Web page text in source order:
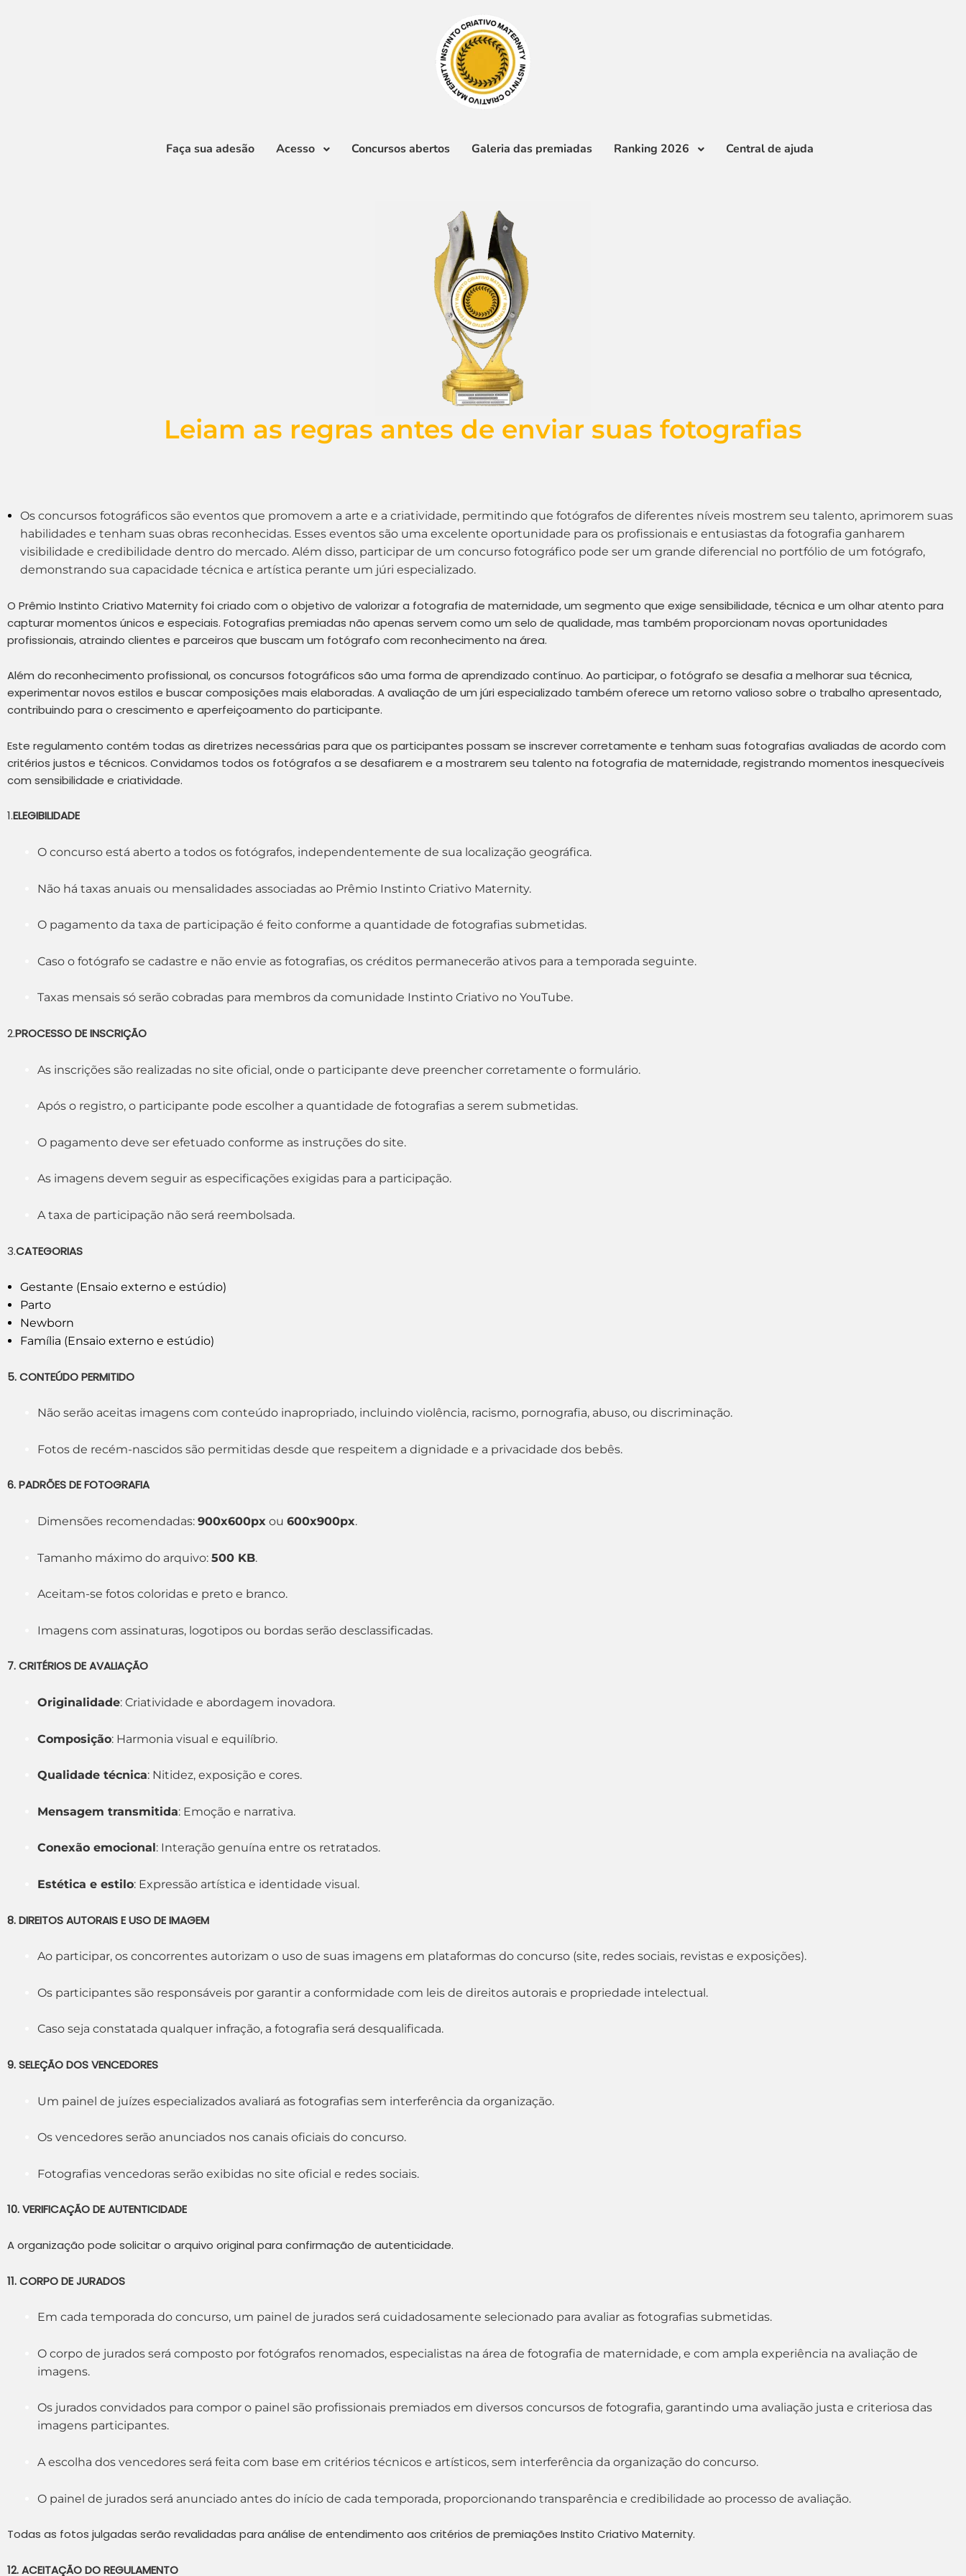
Faça sua adesão Acesso Concursos abertos Galeria das premiadas Ranking 2026 Central de ajuda
Leiam as regras antes de enviar suas fotografias
Os concursos fotográficos são eventos que promovem a arte e a criatividade, permitindo que fotógrafos de diferentes níveis mostrem seu talento, aprimorem suas
habilidades e tenham suas obras reconhecidas. Esses eventos são uma excelente oportunidade para os profissionais e entusiastas da fotografia ganharem
visibilidade e credibilidade dentro do mercado. Além disso, participar de um concurso fotográfico pode ser um grande diferencial no portfólio de um fotógrafo,
demonstrando sua capacidade técnica e artística perante um júri especializado.
O Prêmio Instinto Criativo Maternity foi criado com o objetivo de valorizar a fotografia de maternidade, um segmento que exige sensibilidade, técnica e um olhar atento para
capturar momentos únicos e especiais. Fotografias premiadas não apenas servem como um selo de qualidade, mas também proporcionam novas oportunidades
profissionais, atraindo clientes e parceiros que buscam um fotógrafo com reconhecimento na área.
Além do reconhecimento profissional, os concursos fotográficos são uma forma de aprendizado contínuo. Ao participar, o fotógrafo se desafia a melhorar sua técnica,
experimentar novos estilos e buscar composições mais elaboradas. A avaliação de um júri especializado também oferece um retorno valioso sobre o trabalho apresentado,
contribuindo para o crescimento e aperfeiçoamento do participante.
Este regulamento contém todas as diretrizes necessárias para que os participantes possam se inscrever corretamente e tenham suas fotografias avaliadas de acordo com
critérios justos e técnicos. Convidamos todos os fotógrafos a se desafiarem e a mostrarem seu talento na fotografia de maternidade, registrando momentos inesquecíveis
com sensibilidade e criatividade.
1.ELEGIBILIDADE
O concurso está aberto a todos os fotógrafos, independentemente de sua localização geográfica.
Não há taxas anuais ou mensalidades associadas ao Prêmio Instinto Criativo Maternity.
O pagamento da taxa de participação é feito conforme a quantidade de fotografias submetidas.
Caso o fotógrafo se cadastre e não envie as fotografias, os créditos permanecerão ativos para a temporada seguinte.
Taxas mensais só serão cobradas para membros da comunidade Instinto Criativo no YouTube.
2.PROCESSO DE INSCRIÇÃO
As inscrições são realizadas no site oficial, onde o participante deve preencher corretamente o formulário.
Após o registro, o participante pode escolher a quantidade de fotografias a serem submetidas.
O pagamento deve ser efetuado conforme as instruções do site.
As imagens devem seguir as especificações exigidas para a participação.
A taxa de participação não será reembolsada.
3.CATEGORIAS
Gestante (Ensaio externo e estúdio)
Parto
Newborn
Família (Ensaio externo e estúdio)
5. CONTEÚDO PERMITIDO
Não serão aceitas imagens com conteúdo inapropriado, incluindo violência, racismo, pornografia, abuso, ou discriminação.
Fotos de recém-nascidos são permitidas desde que respeitem a dignidade e a privacidade dos bebês.
6. PADRÕES DE FOTOGRAFIA
Dimensões recomendadas: 900x600px ou 600x900px.
Tamanho máximo do arquivo: 500 KB.
Aceitam-se fotos coloridas e preto e branco.
Imagens com assinaturas, logotipos ou bordas serão desclassificadas.
7. CRITÉRIOS DE AVALIAÇÃO
Originalidade: Criatividade e abordagem inovadora.
Composição: Harmonia visual e equilíbrio.
Qualidade técnica: Nitidez, exposição e cores.
Mensagem transmitida: Emoção e narrativa.
Conexão emocional : Interação genuína entre os retratados.
Estética e estilo: Expressão artística e identidade visual.
8. DIREITOS AUTORAIS E USO DE IMAGEM
Ao participar, os concorrentes autorizam o uso de suas imagens em plataformas do concurso (site, redes sociais, revistas e exposições).
Os participantes são responsáveis por garantir a conformidade com leis de direitos autorais e propriedade intelectual.
Caso seja constatada qualquer infração, a fotografia será desqualificada.
9. SELEÇÃO DOS VENCEDORES
Um painel de juízes especializados avaliará as fotografias sem interferência da organização.
Os vencedores serão anunciados nos canais oficiais do concurso.
Fotografias vencedoras serão exibidas no site oficial e redes sociais.
10. VERIFICAÇÃO DE AUTENTICIDADE
A organização pode solicitar o arquivo original para confirmação de autenticidade.
11. CORPO DE JURADOS
Em cada temporada do concurso, um painel de jurados será cuidadosamente selecionado para avaliar as fotografias submetidas.
O corpo de jurados será composto por fotógrafos renomados, especialistas na área de fotografia de maternidade, e com ampla experiência na avaliação de
imagens.
Os jurados convidados para compor o painel são profissionais premiados em diversos concursos de fotografia, garantindo uma avaliação justa e criteriosa das
imagens participantes.
A escolha dos vencedores será feita com base em critérios técnicos e artísticos, sem interferência da organização do concurso.
O painel de jurados será anunciado antes do início de cada temporada, proporcionando transparência e credibilidade ao processo de avaliação.
Todas as fotos julgadas serão revalidadas para análise de entendimento aos critérios de premiações Instito Criativo Maternity.
12. ACEITAÇÃO DO REGULAMENTO